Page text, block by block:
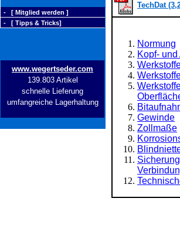
- [ Mitglied werden ]
- [ Tipps & Tricks]
www.wegertseder.com
139.803 Artikel
schnelle Lieferung
umfangreiche Lagerhaltung
TechDat
Normung
Kopf-
Gewinde
Zollmaße